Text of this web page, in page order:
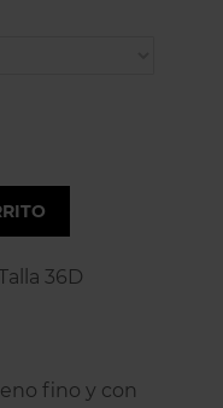
36D
fino y con